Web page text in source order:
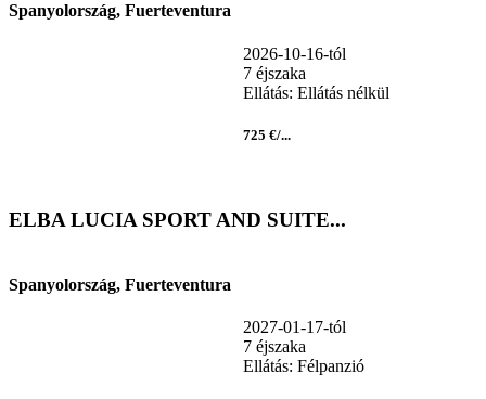
Spanyolország, Fuerteventura
2026-10-16-tól
7 éjszaka
Ellátás: Ellátás nélkül
725 €/...
ELBA LUCIA SPORT AND SUITE...
Spanyolország, Fuerteventura
2027-01-17-tól
7 éjszaka
Ellátás: Félpanzió